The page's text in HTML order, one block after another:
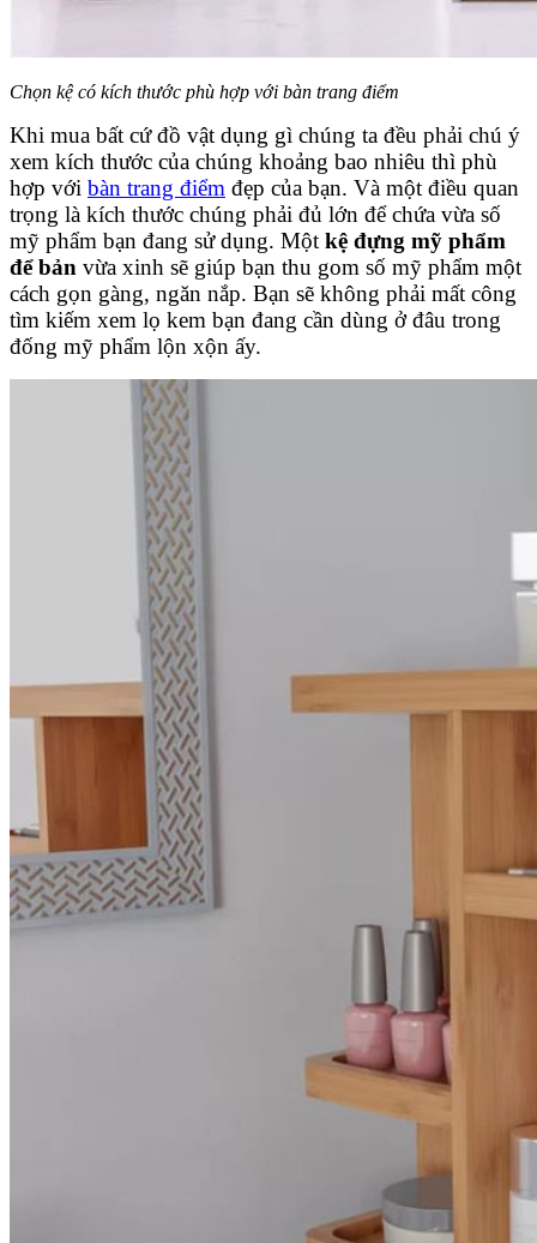
Chọn kệ có kích thước phù hợp với bàn trang điểm
Khi mua bất cứ đồ vật dụng gì chúng ta đều phải chú ý
xem kích thước của chúng khoảng bao nhiêu thì phù
hợp với bàn trang điểm đẹp của bạn. Và một điều quan
trọng là kích thước chúng phải đủ lớn để chứa vừa số
mỹ phẩm bạn đang sử dụng. Một kệ đựng mỹ phẩm
để bản vừa xinh sẽ giúp bạn thu gom số mỹ phẩm một
cách gọn gàng, ngăn nắp. Bạn sẽ không phải mất công
tìm kiếm xem lọ kem bạn đang cần dùng ở đâu trong
đống mỹ phẩm lộn xộn ấy.